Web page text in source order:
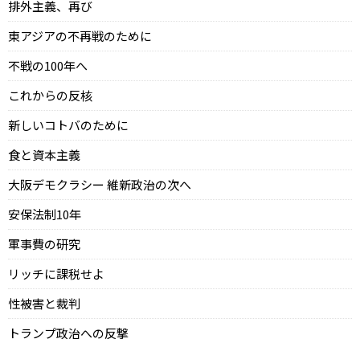
排外主義、再び
東アジアの不再戦のために
不戦の100年へ
これからの反核
新しいコトバのために
食と資本主義
大阪デモクラシー 維新政治の次へ
安保法制10年
軍事費の研究
リッチに課税せよ
性被害と裁判
トランプ政治への反撃